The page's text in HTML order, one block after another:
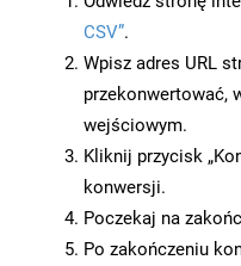
CSV”.
Wpisz adres URL
przekonwertować,
wejściowym.
Kliknij przycisk
konwersji.
Poczekaj na
Po zakończeniu